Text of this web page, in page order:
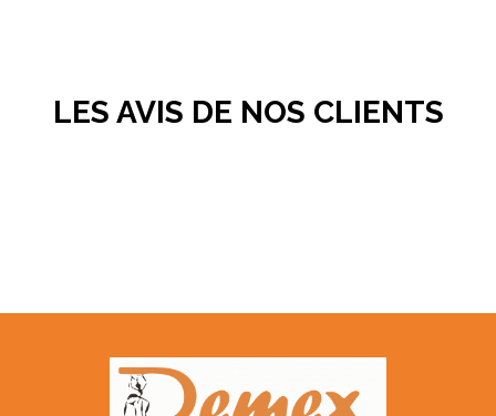
LES AVIS DE NOS CLIENTS